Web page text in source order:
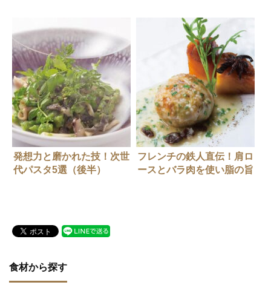
発想力と磨かれた技！次世
代パスタ5選（後半）
フレンチの鉄人直伝！肩ロ
ースとバラ肉を使い脂の旨
食材から探す